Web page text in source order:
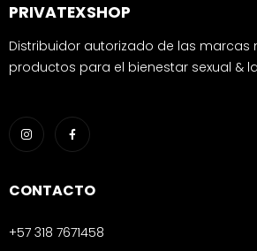
PRIVATEXSHOP
Distribuidor autorizado de las marcas
productos para el bienestar sexual &
CONTACTO
+57 318 7671458